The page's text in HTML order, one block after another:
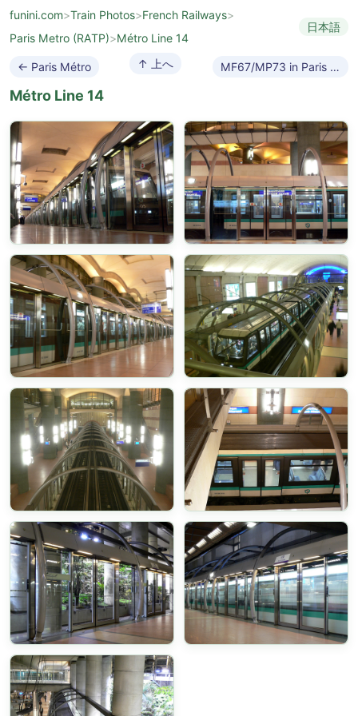
funini.com>Train Photos>French Railways>
Paris Metro (RATP)>Métro Line 14
日本語
← Paris Métro ↑ 上へ MF67/MP73 in Paris Métro →
Métro Line 14